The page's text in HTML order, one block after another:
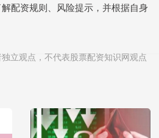
配资规则、风险提示，并根据自身
立观点，不代表股票配资知识网观点